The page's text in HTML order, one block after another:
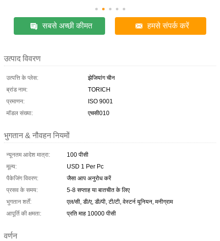
सबसे अच्छी कीमत हमसे संपर्क करें
उत्पाद विवरण
उत्पत्ति के प्लेस:
झेजियांग चीन
ब्रांड नाम:
TORICH
प्रमाणन:
ISO 9001
मॉडल संख्या:
एचसी010
भुगतान & नौवहन नियमों
न्यूनतम आदेश मात्रा:
100 पीसी
मूल्य:
USD 1 Per Pc
पैकेजिंग विवरण:
जैसा आप अनुरोध करें
प्रसव के समय:
5-8 सप्ताह या बातचीत के लिए
भुगतान शर्तें:
एल/सी, डी/ए, डी/पी, टी/टी, वेस्टर्न यूनियन, मनीग्राम
आपूर्ति की क्षमता:
प्रति माह 10000 पीसी
वर्णन